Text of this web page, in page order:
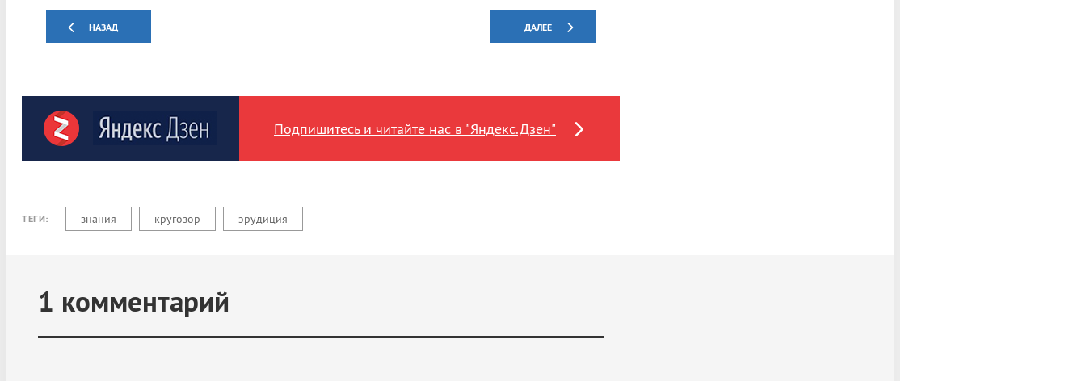
НАЗАД ДАЛЕЕ
Подпишитесь и читайте нас в "Яндекс.Дзен"
ТЕГИ: знания кругозор эрудиция
1 комментарий